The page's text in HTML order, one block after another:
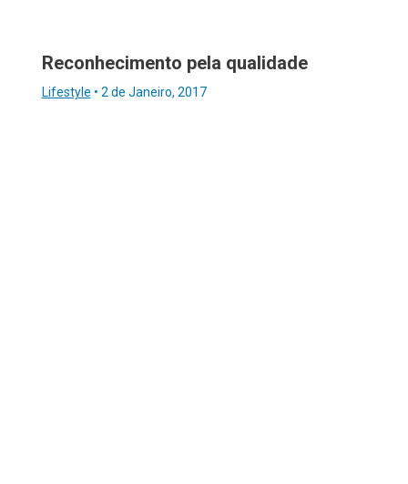
Reconhecimento pela qualidade
Lifestyle • 2 de Janeiro, 2017